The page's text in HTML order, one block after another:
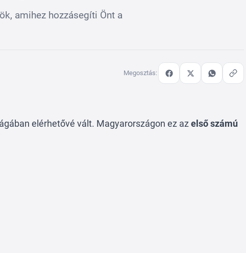
amihez hozzásegíti Önt a
Megosztás:
elérhetővé vált. Magyarországon ez az első számú